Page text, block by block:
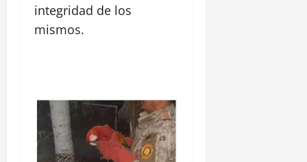
integridad de los
mismos.